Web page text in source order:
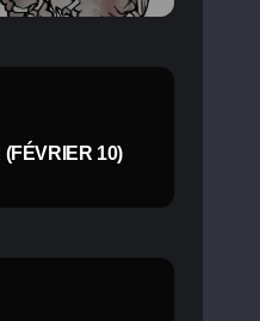
(FÉVRIER 10)